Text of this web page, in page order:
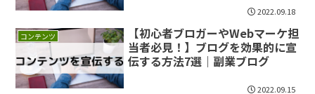
2022.09.18
コンテンツ
【初心者ブロガーやWebマーケ担
当者必見！】ブログを効果的に宣
伝する方法7選｜副業ブログ
2022.09.15